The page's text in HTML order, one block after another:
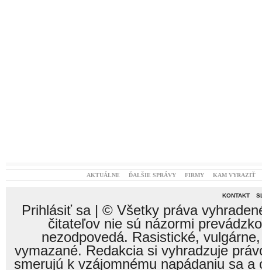
AKTUÁLNE ĎALŠIE SPRÁVY FIRMY KAM VYRAZIŤ
KONTAKT
Prihlásiť sa| © Všetky práva
čitateľov nie sú názormi
nezodpovedá. Rasistické,
vymazané. Redakcia si vyhradzuje
smerujú k vzájomnému napádaniu sa